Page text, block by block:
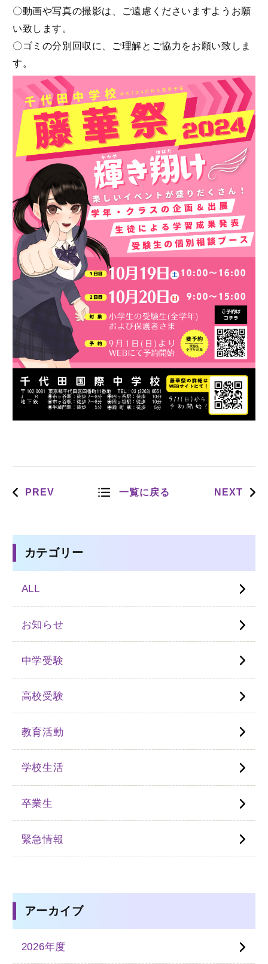
〇動画や写真の撮影は、ご遠慮くださいますようお願
い致します。
〇ゴミの分別回収に、ご理解とご協力をお願い致しま
す。
PREV 一覧に戻る NEXT
カテゴリー
ALL
お知らせ
中学受験
高校受験
教育活動
学校生活
卒業生
緊急情報
アーカイブ
2026年度